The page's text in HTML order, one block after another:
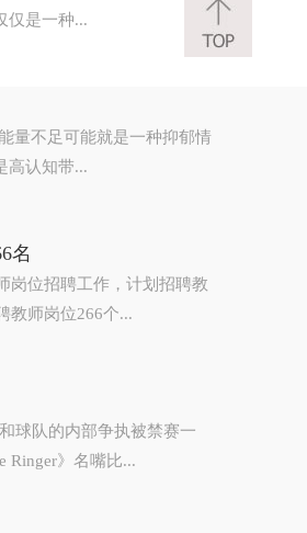
仅是一种...
量不足可能就是一种抑郁情
高认知带...
名
岗位招聘工作，计划招聘教
教师岗位266个...
球队的内部争执被禁赛一
Ringer》名嘴比...